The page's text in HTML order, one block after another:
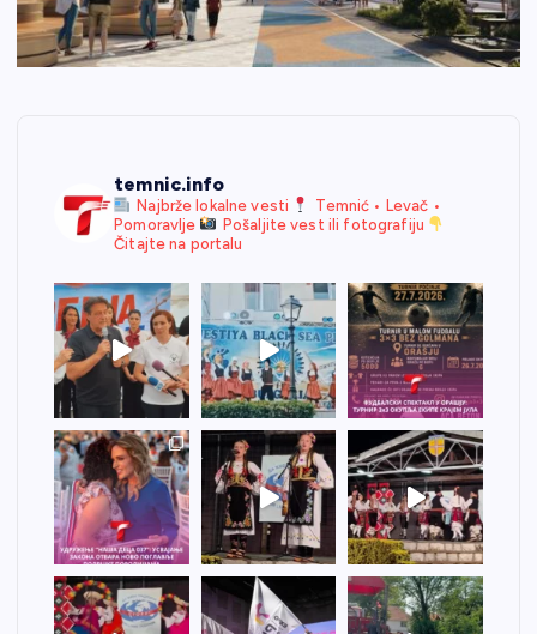
temnic.info
Najbrže lokalne vesti
Temnić • Levač •
Pomoravlje
Pošaljite vest ili fotografiju
Čitajte na portalu